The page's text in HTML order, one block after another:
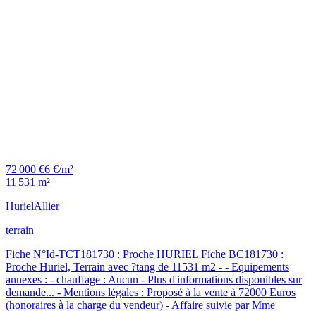
72 000 €6 €/m²
11 531 m²
HurielAllier
terrain
Fiche N°Id-TCT181730 : Proche HURIEL Fiche BC181730 :
Proche Huriel, Terrain avec ?tang de 11531 m2 - - Equipements
annexes : - chauffage : Aucun - Plus d'informations disponibles sur
demande... - Mentions légales : Proposé à la vente à 72000 Euros
(honoraires à la charge du vendeur) - Affaire suivie par Mme